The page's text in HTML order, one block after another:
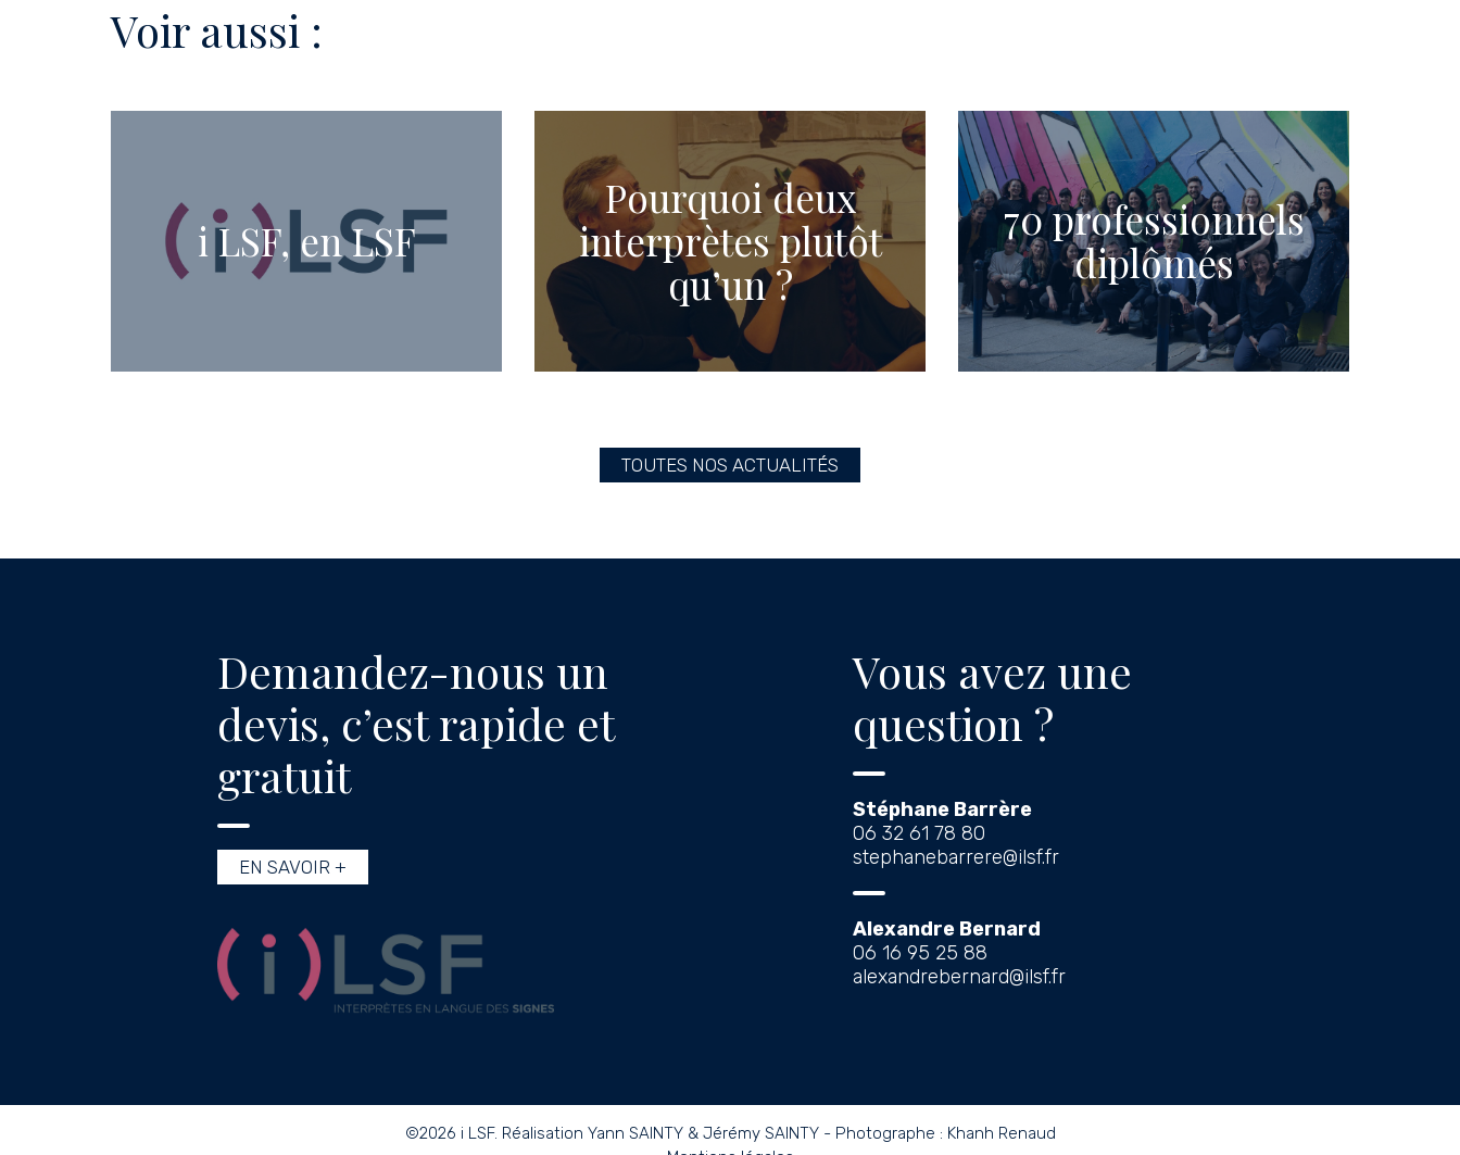
Voir aussi :
i LSF, en LSF
Pourquoi deux
interprètes plutôt
qu’un ?
70 professionnels
diplômés
TOUTES NOS ACTUALITÉS
Demandez-nous un
devis, c’est rapide et
gratuit
EN SAVOIR +
Vous avez une
question ?
Stéphane Barrère
06 32 61 78 80
stephanebarrere@ilsf.fr
Alexandre Bernard
06 16 95 25 88
alexandrebernard@ilsf.fr
©2026 i LSF. Réalisation Yann SAINTY& Jérémy SAINTY- Photographe : Khanh Renaud